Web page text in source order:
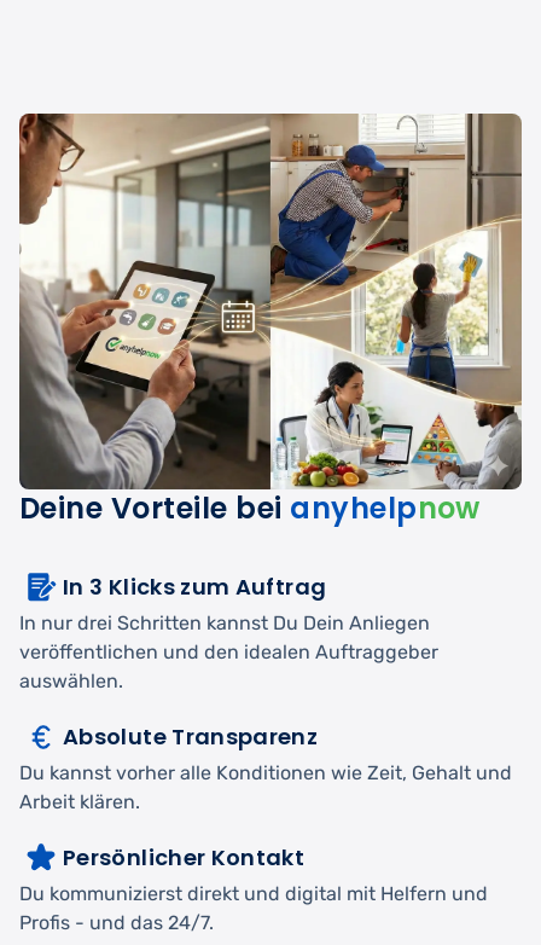
Deine Vorteile bei anyhelpnow
In 3 Klicks zum Auftrag
In nur drei Schritten kannst Du Dein Anliegen
veröffentlichen und den idealen Auftraggeber
auswählen.
Absolute Transparenz
Du kannst vorher alle Konditionen wie Zeit, Gehalt und
Arbeit klären.
Persönlicher Kontakt
Du kommunizierst direkt und digital mit Helfern und
Profis - und das 24/7.